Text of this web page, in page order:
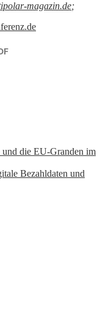
magazin.de;
die EU-Granden im
Bezahldaten und